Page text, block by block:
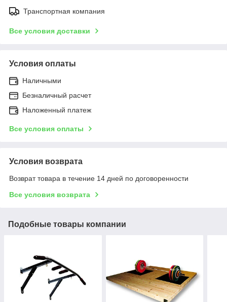
Транспортная компания
Все условия доставки
Условия оплаты
Наличными
Безналичный расчет
Наложенный платеж
Все условия оплаты
Условия возврата
Возврат товара в течение 14 дней по договоренности
Все условия возврата
Подобные товары компании